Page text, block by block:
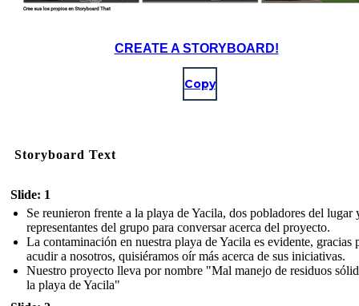
CREATE A STORYBOARD!
Copy
Storyboard Text
Slide: 1
Se reunieron frente a la playa de Yacila, dos pobladores del lugar
representantes del grupo para conversar acerca del proyecto.
La contaminación en nuestra playa de Yacila es evidente, gracias
acudir a nosotros, quisiéramos oír más acerca de sus iniciativas.
Nuestro proyecto lleva por nombre "Mal manejo de residuos
la playa de Yacila"